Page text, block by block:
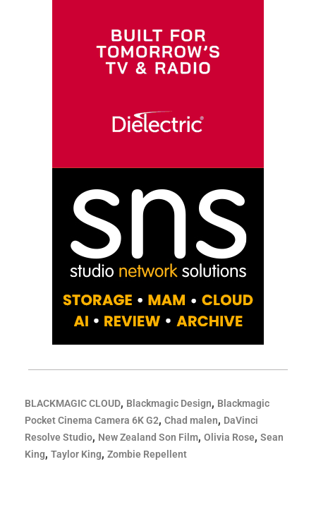
BLACKMAGIC CLOUD, Blackmagic Design, Blackmagic
Pocket Cinema Camera 6K G2, Chad malen, DaVinci
Resolve Studio, New Zealand Son Film, Olivia Rose, Sean
King, Taylor King, Zombie Repellent